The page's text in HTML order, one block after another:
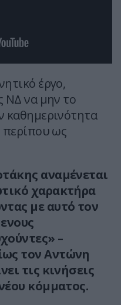
έργο,
ΝΔ να μην το
καθημερινότητα
περίπου ως
αναμένεται
χαρακτήρα
με αυτό τον
–
τον Αντώνη
τις κινήσεις
κόμματος.